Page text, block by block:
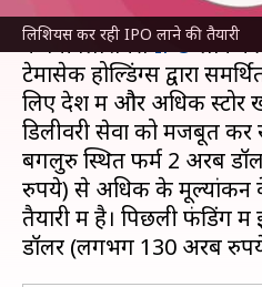
लिशियस कर रही IPO लाने की तैयारी
भारत में मांस और समुद्री
कंपनी लिशियसIPOलाने की
टेमासेक होल्डिंग्स द्वारा
लिए देश में और अधिक स्टोर
डिलीवरी सेवा को मजबूत कर
बेंगलुरु स्थित फर्म 2 अरब
रुपये) से अधिक के मूल्यांकन
तैयारी में है। पिछली फंडिंग